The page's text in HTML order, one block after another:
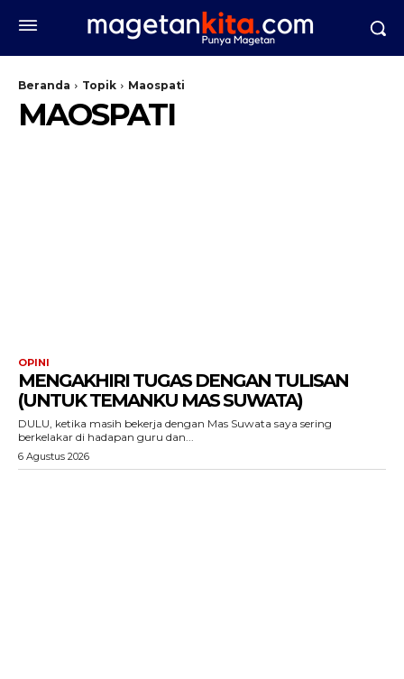
Beranda Topik Maospati
MAOSPATI
OPINI
MENGAKHIRI TUGAS DENGAN TULISAN
(UNTUK TEMANKU MAS SUWATA)
DULU, ketika masih bekerja dengan Mas Suwata saya sering
berkelakar di hadapan guru dan...
6 Agustus 2026